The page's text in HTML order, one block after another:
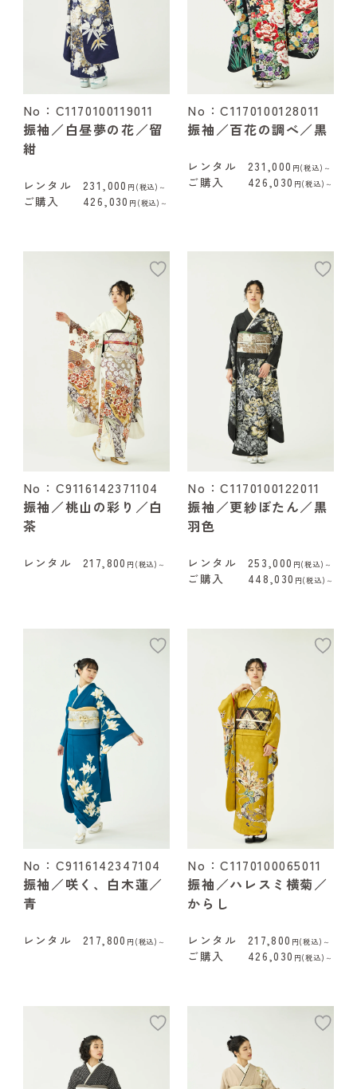
No：C1170100119011
振袖／白昼夢の花／留
紺
レンタル 231,000 円(税込)～
ご購入 426,030 円(税込)～
No：C1170100128011
振袖／百花の調べ／黒
レンタル 231,000 円(税込)～
ご購入 426,030 円(税込)～
No：C9116142371104
振袖／桃山の彩り／白
茶
レンタル 217,800 円(税込)～
No：C1170100122011
振袖／更紗ぼたん／黒
羽色
レンタル 253,000 円(税込)～
ご購入 448,030 円(税込)～
No：C9116142347104
振袖／咲く、白木蓮／
青
レンタル 217,800 円(税込)～
No：C1170100065011
振袖／ハレスミ横菊／
からし
レンタル 217,800 円(税込)～
ご購入 426,030 円(税込)～